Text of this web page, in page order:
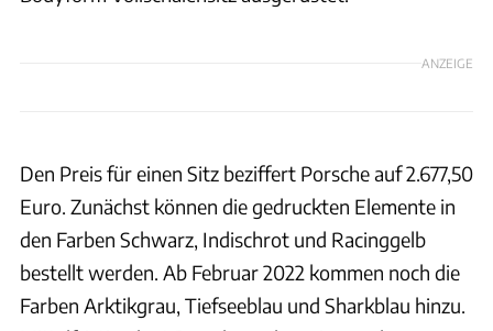
ANZEIGE
Den Preis für einen Sitz beziffert Porsche auf 2.677,50
Euro. Zunächst können die gedruckten Elemente in
den Farben Schwarz, Indischrot und Racinggelb
bestellt werden. Ab Februar 2022 kommen noch die
Farben Arktikgrau, Tiefseeblau und Sharkblau hinzu.